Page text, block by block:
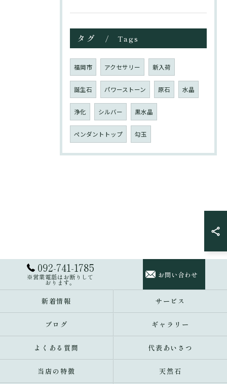
タグ Tags
福岡市 アクセサリー 新入荷
誕生石 パワーストーン 原石 水晶
浄化 シルバー 黒水晶
ペンダントトップ 勾玉
092-741-1785
※営業電話はお断りして
おります。
お問い合わせ
新着情報 サービス
ブログ ギャラリー
よくある質問 代表あいさつ
当店の特徴 天然石